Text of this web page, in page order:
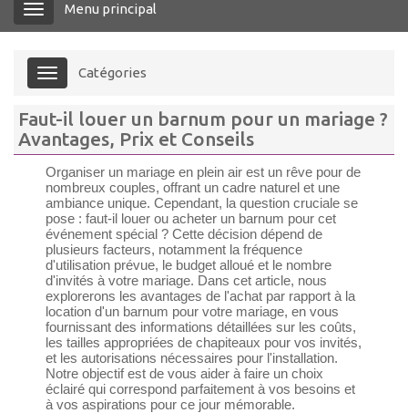
Menu Menu principal
Menu Catégories
Faut-il louer un barnum pour un mariage ?
Avantages, Prix et Conseils
Organiser un mariage en plein air est un rêve pour de
nombreux couples, offrant un cadre naturel et une
ambiance unique. Cependant, la question cruciale se
pose : faut-il louer ou acheter un barnum pour cet
événement spécial ? Cette décision dépend de
plusieurs facteurs, notamment la fréquence
d'utilisation prévue, le budget alloué et le nombre
d'invités à votre mariage. Dans cet article, nous
explorerons les avantages de l'achat par rapport à la
location d'un barnum pour votre mariage, en vous
fournissant des informations détaillées sur les coûts,
les tailles appropriées de chapiteaux pour vos invités,
et les autorisations nécessaires pour l'installation.
Notre objectif est de vous aider à faire un choix
éclairé qui correspond parfaitement à vos besoins et
à vos aspirations pour ce jour mémorable.